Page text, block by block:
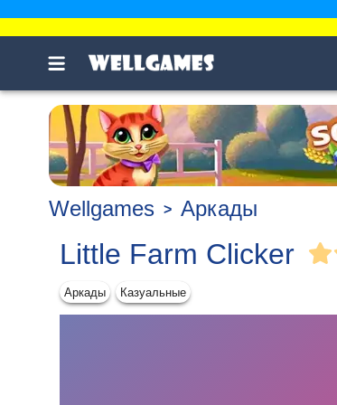
Wellgames Аркады
Little Farm Clicker
Аркады Казуальные